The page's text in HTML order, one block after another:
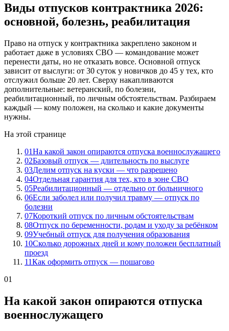
Виды отпусков контрактника 2026:
основной, болезнь, реабилитация
Право на отпуск у контрактника закреплено законом и
работает даже в условиях СВО — командование может
перенести даты, но не отказать вовсе. Основной отпуск
зависит от выслуги: от 30 суток у новичков до 45 у тех, кто
отслужил больше 20 лет. Сверху накапливаются
дополнительные: ветеранский, по болезни,
реабилитационный, по личным обстоятельствам. Разбираем
каждый — кому положен, на сколько и какие документы
нужны.
На этой странице
01На какой закон опираются отпуска военнослужащего
02Базовый отпуск — длительность по выслуге
03Делим отпуск на куски — что разрешено
04Отдельная гарантия для тех, кто в зоне СВО
05Реабилитационный — отдельно от больничного
06Если заболел или получил травму — отпуск по
болезни
07Короткий отпуск по личным обстоятельствам
08Отпуск по беременности, родам и уходу за ребёнком
09Учебный отпуск для получения образования
10Сколько дорожных дней и кому положен бесплатный
проезд
11Как оформить отпуск — пошагово
01
На какой закон опираются отпуска
военнослужащего